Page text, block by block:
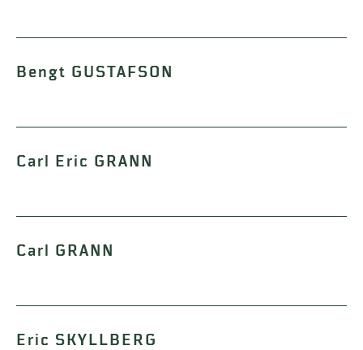
Bengt GUSTAFSON
Carl Eric GRANN
Carl GRANN
Eric SKYLLBERG